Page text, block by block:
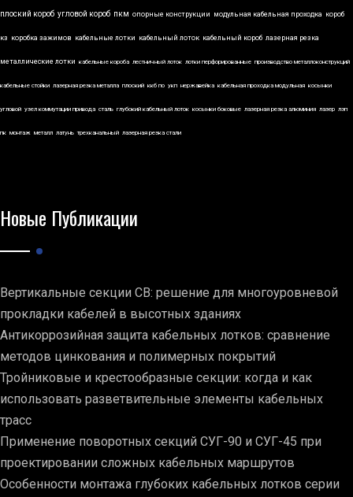
плоский короб угловой короб пкм опорные конструкции модульная кабельная проходка короб
кз коробка зажимов кабельные лотки кабельный лоток кабельный короб лазерная резка
металлические лотки кабельные короба лестничный лоток лотки перфорированные производство металлоконструкций
кабельные стойки лазерная резка металла плоский ккб по укп нержавейка кабельная проходка модульная косынки
угловой узел коммутации привода сталь глубокий кабельный лоток косынки боковые лазерная резка алюминия лазер лэп
пк монтаж металл латунь трехканальный лазерная резка стали
Новые Публикации
Вертикальные секции СВ: решение для многоуровневой
прокладки кабелей в высотных зданиях
Антикоррозийная защита кабельных лотков: сравнение
методов цинкования и полимерных покрытий
Тройниковые и крестообразные секции: когда и как
использовать разветвительные элементы кабельных
трасс
Применение поворотных секций СУГ-90 и СУГ-45 при
проектировании сложных кабельных маршрутов
Особенности монтажа глубоких кабельных лотков серии